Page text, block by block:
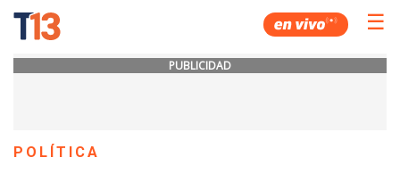
☰
PUBLICIDAD
POLÍTICA